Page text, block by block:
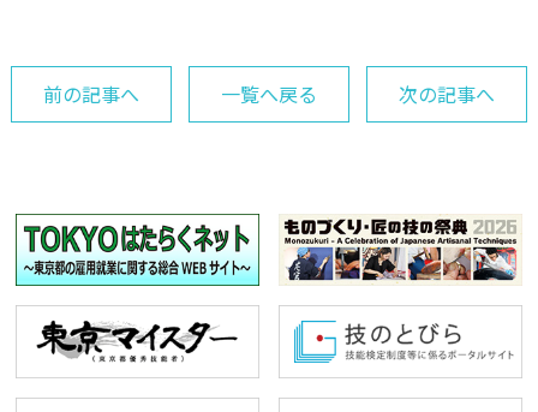
前の記事へ 一覧へ戻る 次の記事へ